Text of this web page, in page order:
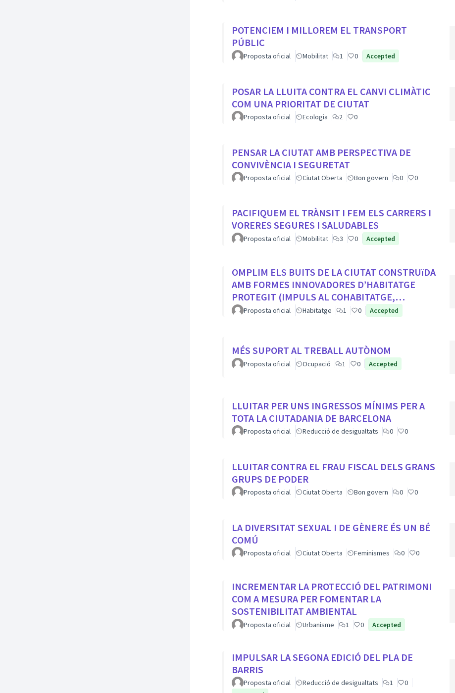
POTENCIEM I MILLOREM EL TRANSPORT
PÚBLIC
Proposta oficial Mobilitat 1 0 Accepted
POSAR LA LLUITA CONTRA EL CANVI CLIMÀTIC
COM UNA PRIORITAT DE CIUTAT
Proposta oficial Ecologia 2 0
PENSAR LA CIUTAT AMB PERSPECTIVA DE
CONVIVÈNCIA I SEGURETAT
Proposta oficial Ciutat Oberta Bon govern 0 0
PACIFIQUEM EL TRÀNSIT I FEM ELS CARRERS I
VORERES SEGURES I SALUDABLES
Proposta oficial Mobilitat 3 0 Accepted
OMPLIM ELS BUITS DE LA CIUTAT CONSTRUïDA
AMB FORMES INNOVADORES D’HABITATGE
PROTEGIT (IMPULS AL COHABITATGE,
APROFITAR LOCALS BUITS EN PLANTA BAIXA...
Proposta oficial Habitatge 1 0 Accepted
MÉS SUPORT AL TREBALL AUTÒNOM
Proposta oficial Ocupació 1 0 Accepted
LLUITAR PER UNS INGRESSOS MÍNIMS PER A
TOTA LA CIUTADANIA DE BARCELONA
Proposta oficial Reducció de desigualtats 0 0
LLUITAR CONTRA EL FRAU FISCAL DELS GRANS
GRUPS DE PODER
Proposta oficial Ciutat Oberta Bon govern 0 0
LA DIVERSITAT SEXUAL I DE GÈNERE ÉS UN BÉ
COMÚ
Proposta oficial Ciutat Oberta Feminismes 0 0
INCREMENTAR LA PROTECCIÓ DEL PATRIMONI
COM A MESURA PER FOMENTAR LA
SOSTENIBILITAT AMBIENTAL
Proposta oficial Urbanisme 1 0 Accepted
IMPULSAR LA SEGONA EDICIÓ DEL PLA DE
BARRIS
Proposta oficial Reducció de desigualtats 1
0